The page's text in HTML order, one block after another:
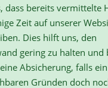
dass bereits vermittelte
Zeit auf unserer
Dies hilft uns, den
gering zu halten und
Absicherung, falls
Gründen doch